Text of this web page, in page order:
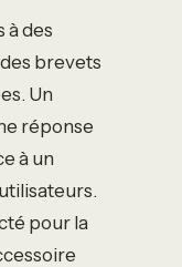
à des
brevets
Un
réponse
à un
pour la